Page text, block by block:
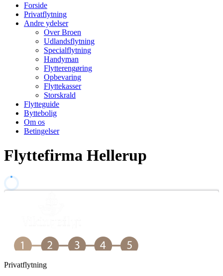
Forside
Privatflytning
Andre ydelser
Over Broen
Udlandsflytning
Specialflytning
Handyman
Flytterengøring
Opbevaring
Flyttekasser
Storskrald
Flytteguide
Byttebolig
Om os
Betingelser
Flyttefirma Hellerup
Privatflytning